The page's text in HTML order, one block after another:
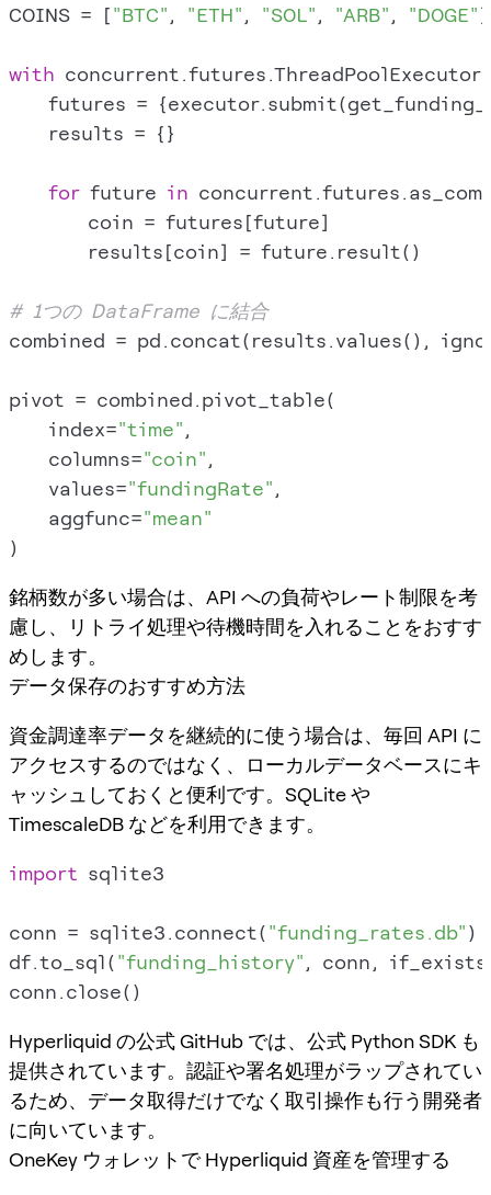
COINS = ["BTC", "ETH", "SOL", "ARB", "DOGE"]
with
futures =
    results = {}
for future in
        coin = futures[future]
        results[coin] = future.result()
# 1つの DataFrame に結合
combined = pd.concat(results.values(),
pivot = combined.pivot_table(
    index=
"time",
    columns=
"coin",
    values=
"fundingRate",
    aggfunc=
"mean"
銘柄数が多い場合は、API への負荷やレート制限を考
慮し、リトライ処理や待機時間を入れることをおすす
めします。
データ保存のおすすめ方法
資金調達率データを継続的に使う場合は、毎回 API に
アクセスするのではなく、ローカルデータベースにキ
ャッシュしておくと便利です。SQLite や
TimescaleDB などを利用できます。
import sqlite3
conn = sqlite3.connect("funding_rates.db")
df.to_sql("funding_history", conn,
Hyperliquid の公式 GitHub では、公式 Python SDK も
提供されています。認証や署名処理がラップされてい
るため、データ取得だけでなく取引操作も行う開発者
に向いています。
OneKey ウォレットで Hyperliquid 資産を管理する